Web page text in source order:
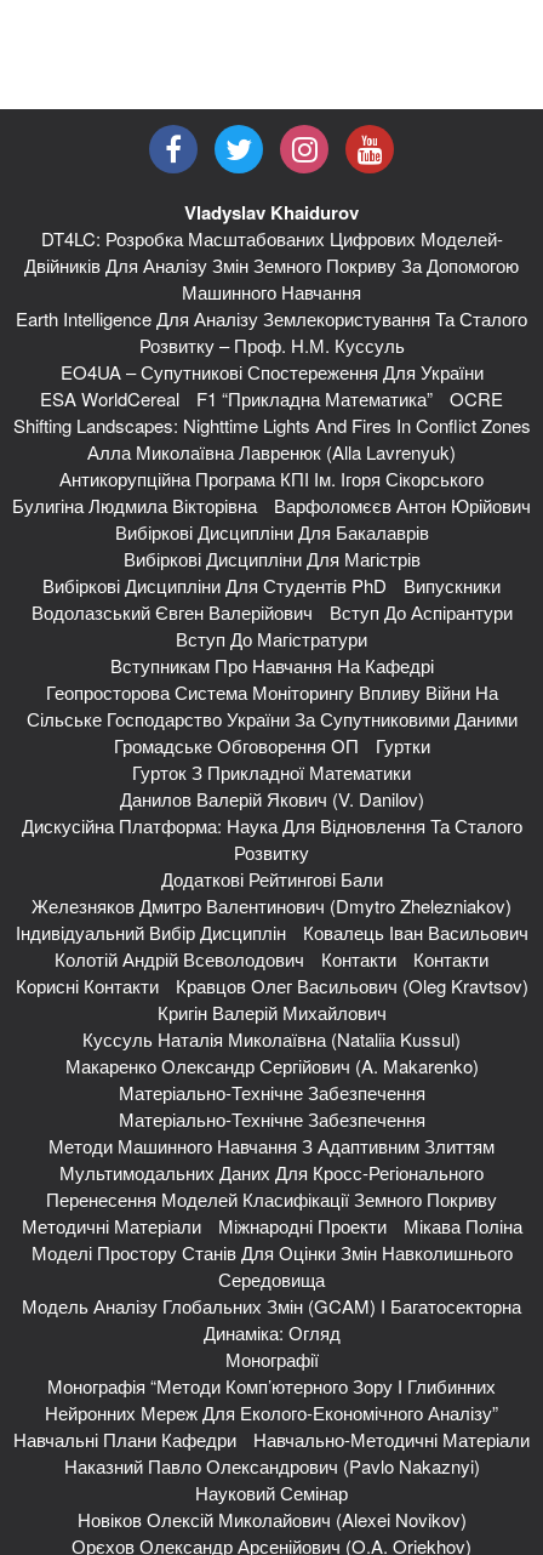
Vladyslav Khaidurov
DT4LC: Розробка Масштабованих Цифрових Моделей-
Двійників Для Аналізу Змін Земного Покриву За Допомогою
Машинного Навчання
Earth Intelligence Для Аналізу Землекористування Та Сталого
Розвитку – Проф. Н.М. Куссуль
EO4UA – Супутникові Спостереження Для України
ESA WorldCereal
F1 “Прикладна Математика”
OCRE
Shifting Landscapes: Nighttime Lights And Fires In Conflict Zones
Алла Миколаївна Лавренюк (Alla Lavrenyuk)
Антикорупційна Програма КПІ Ім. Ігоря Сікорського
Булигіна Людмила Вікторівна
Варфоломєєв Антон Юрійович
Вибіркові Дисципліни Для Бакалаврів
Вибіркові Дисципліни Для Магістрів
Вибіркові Дисципліни Для Студентів PhD
Випускники
Водолазський Євген Валерійович
Вступ До Аспірантури
Вступ До Магістратури
Вступникам Про Навчання На Кафедрі
Геопросторова Система Моніторингу Впливу Війни На
Сільське Господарство України За Супутниковими Даними
Громадське Обговорення ОП
Гуртки
Гурток З Прикладної Математики
Данилов Валерій Якович (V. Danilov)
Дискусійна Платформа: Наука Для Відновлення Та Сталого
Розвитку
Додаткові Рейтингові Бали
Железняков Дмитро Валентинович (Dmytro Zhelezniakov)
Індивідуальний Вибір Дисциплін
Ковалець Іван Васильович
Колотій Андрій Всеволодович
Контакти
Контакти
Корисні Контакти
Кравцов Олег Васильович (Oleg Kravtsov)
Кригін Валерій Михайлович
Куссуль Наталія Миколаївна (Nataliia Kussul)
Макаренко Олександр Сергійович (A. Makarenko)
Матеріально-Технічне Забезпечення
Матеріально-Технічне Забезпечення
Методи Машинного Навчання З Адаптивним Злиттям
Мультимодальних Даних Для Кросс-Регіонального
Перенесення Моделей Класифікації Земного Покриву
Методичні Матеріали
Міжнародні Проекти
Мікава Поліна
Моделі Простору Станів Для Оцінки Змін Навколишнього
Середовища
Модель Аналізу Глобальних Змін (GCAM) І Багатосекторна
Динаміка: Огляд
Монографії
Монографія “Методи Комп’ютерного Зору І Глибинних
Нейронних Мереж Для Еколого-Економічного Аналізу”
Навчальні Плани Кафедри
Навчально-Методичні Матеріали
Наказний Павло Олександрович (Pavlo Nakaznyi)
Науковий Семінар
Новіков Олексій Миколайович (Alexei Novikov)
Орєхов Олександр Арсенійович (O.A. Oriekhov)